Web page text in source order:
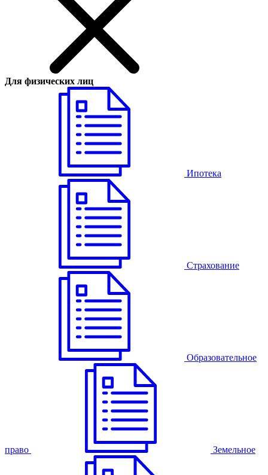
Для физических лиц
Ипотека
Страхование
Образовательное
право Земельное